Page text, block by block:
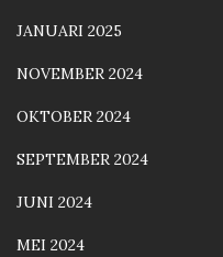
JANUARI 2025
NOVEMBER 2024
OKTOBER 2024
SEPTEMBER 2024
JUNI 2024
MEI 2024